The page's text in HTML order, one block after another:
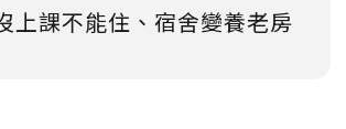
上課不能住、宿舍變養老房